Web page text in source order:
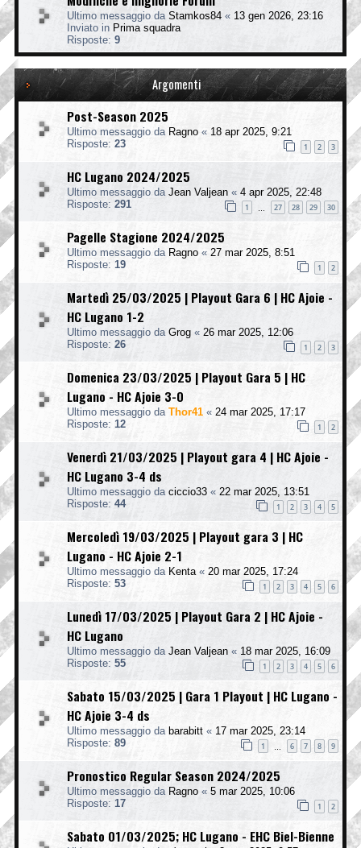
Ultimo messaggio da Stamkos84 « 13 gen 2026, 23:16
Inviato in Prima squadra
Risposte: 9
Argomenti
Post-Season 2025
Ultimo messaggio da Ragno « 18 apr 2025, 9:21
Risposte: 23 1 2 3
HC Lugano 2024/2025
Ultimo messaggio da Jean Valjean « 4 apr 2025, 22:48
Risposte: 291 1 27 28 29 30
Pagelle Stagione 2024/2025
Ultimo messaggio da Ragno « 27 mar 2025, 8:51
Risposte: 19 1 2
Martedì 25/03/2025 | Playout Gara 6 | HC Ajoie -
HC Lugano 1-2
Ultimo messaggio da Grog « 26 mar 2025, 12:06
Risposte: 26 1 2 3
Domenica 23/03/2025 | Playout Gara 5 | HC
Lugano - HC Ajoie 3-0
Ultimo messaggio da Thor41 « 24 mar 2025, 17:17
Risposte: 12 1 2
Venerdì 21/03/2025 | Playout gara 4 | HC Ajoie -
HC Lugano 3-4 ds
Ultimo messaggio da ciccio33 « 22 mar 2025, 13:51
Risposte: 44 1 2 3 4 5
Mercoledì 19/03/2025 | Playout gara 3 | HC
Lugano - HC Ajoie 2-1
Ultimo messaggio da Kenta « 20 mar 2025, 17:24
Risposte: 53 1 2 3 4 5 6
Lunedì 17/03/2025 | Playout Gara 2 | HC Ajoie -
HC Lugano
Ultimo messaggio da Jean Valjean « 18 mar 2025, 16:09
Risposte: 55 1 2 3 4 5 6
Sabato 15/03/2025 | Gara 1 Playout | HC Lugano -
HC Ajoie 3-4 ds
Ultimo messaggio da barabitt « 17 mar 2025, 23:14
Risposte: 89 1 6 7 8 9
Pronostico Regular Season 2024/2025
Ultimo messaggio da Ragno « 5 mar 2025, 10:06
Risposte: 17 1 2
Sabato 01/03/2025; HC Lugano - EHC Biel-Bienne